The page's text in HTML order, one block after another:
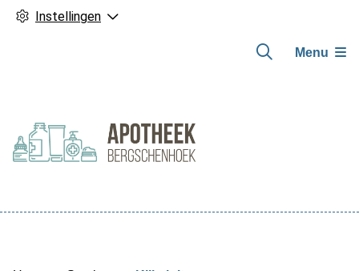
Instellingen
Menu